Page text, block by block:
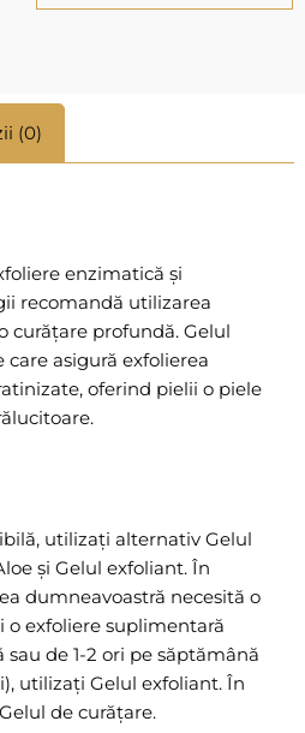
(0)
enzimatică și
recomandă utilizarea
curățare profundă. Gelul
asigură exfolierea
oferind pielii o piele
utilizați alternativ Gelul
și Gelul exfoliant. În
dumneavoastră necesită o
o exfoliere suplimentară
de 1-2 ori pe săptămână
utilizați Gelul exfoliant. În
de curățare.